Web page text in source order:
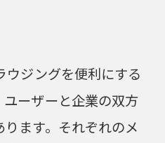
ウジングを便利にする
ーザーと企業の双方
ます。それぞれのメ